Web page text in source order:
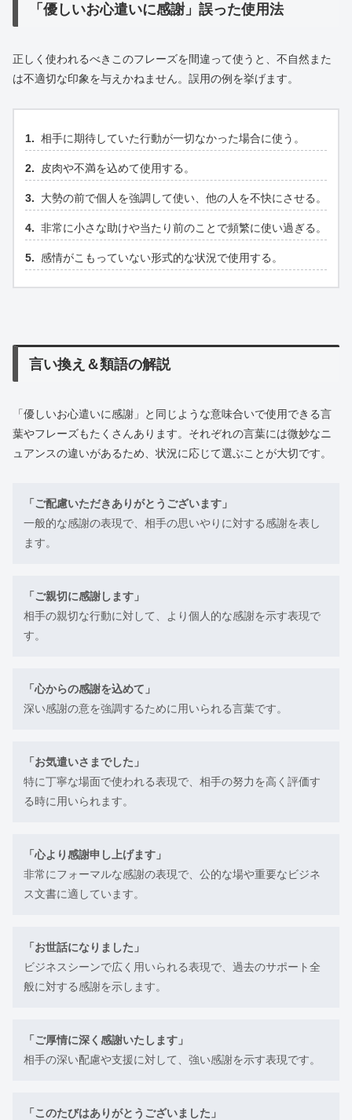
「優しいお心遣いに感謝」誤った使用法
正しく使われるべきこのフレーズを間違って使うと、不自然また
は不適切な印象を与えかねません。誤用の例を挙げます。
相手に期待していた行動が一切なかった場合に使う。
皮肉や不満を込めて使用する。
大勢の前で個人を強調して使い、他の人を不快にさせる。
非常に小さな助けや当たり前のことで頻繁に使い過ぎる。
感情がこもっていない形式的な状況で使用する。
言い換え＆類語の解説
「優しいお心遣いに感謝」と同じような意味合いで使用できる言
葉やフレーズもたくさんあります。それぞれの言葉には微妙なニ
ュアンスの違いがあるため、状況に応じて選ぶことが大切です。
「ご配慮いただきありがとうございます」
一般的な感謝の表現で、相手の思いやりに対する感謝を表し
ます。
「ご親切に感謝します」
相手の親切な行動に対して、より個人的な感謝を示す表現で
す。
「心からの感謝を込めて」
深い感謝の意を強調するために用いられる言葉です。
「お気遣いさまでした」
特に丁寧な場面で使われる表現で、相手の努力を高く評価す
る時に用いられます。
「心より感謝申し上げます」
非常にフォーマルな感謝の表現で、公的な場や重要なビジネ
ス文書に適しています。
「お世話になりました」
ビジネスシーンで広く用いられる表現で、過去のサポート全
般に対する感謝を示します。
「ご厚情に深く感謝いたします」
相手の深い配慮や支援に対して、強い感謝を示す表現です。
「このたびはありがとうございました」